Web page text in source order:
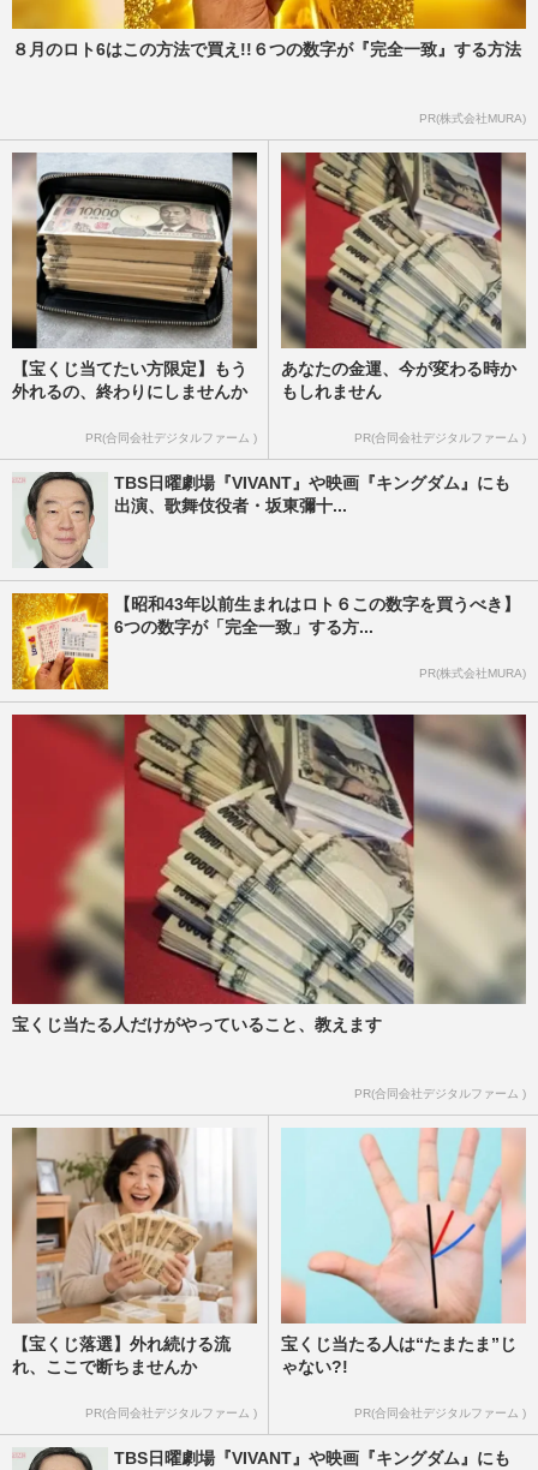
８月のロト6はこの方法で買え!!６つの数字が『完全一致』する方法
PR(株式会社MURA)
【宝くじ当てたい方限定】もう
外れるの、終わりにしませんか
PR(合同会社デジタルファーム )
あなたの金運、今が変わる時か
もしれません
PR(合同会社デジタルファーム )
TBS日曜劇場『VIVANT』や映画『キングダム』にも
出演、歌舞伎役者・坂東彌十...
【昭和43年以前生まれはロト６この数字を買うべき】
6つの数字が「完全一致」する方...
PR(株式会社MURA)
宝くじ当たる人だけがやっていること、教えます
PR(合同会社デジタルファーム )
【宝くじ落選】外れ続ける流
れ、ここで断ちませんか
PR(合同会社デジタルファーム )
宝くじ当たる人は“たまたま”じ
ゃない?!
PR(合同会社デジタルファーム )
TBS日曜劇場『VIVANT』や映画『キングダム』にも